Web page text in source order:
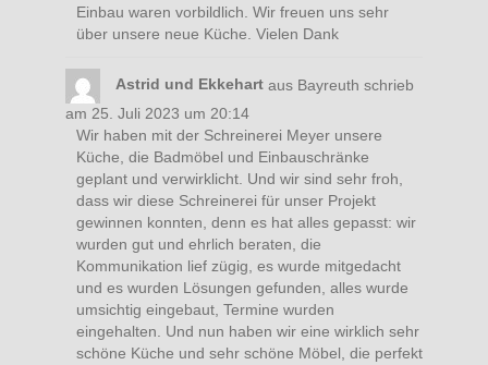
Einbau waren vorbildlich. Wir freuen uns sehr
über unsere neue Küche. Vielen Dank
Astrid und Ekkehart aus Bayreuth schrieb
am 25. Juli 2023 um 20:14
Wir haben mit der Schreinerei Meyer unsere
Küche, die Badmöbel und Einbauschränke
geplant und verwirklicht. Und wir sind sehr froh,
dass wir diese Schreinerei für unser Projekt
gewinnen konnten, denn es hat alles gepasst: wir
wurden gut und ehrlich beraten, die
Kommunikation lief zügig, es wurde mitgedacht
und es wurden Lösungen gefunden, alles wurde
umsichtig eingebaut, Termine wurden
eingehalten. Und nun haben wir eine wirklich sehr
schöne Küche und sehr schöne Möbel, die perfekt